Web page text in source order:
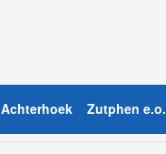
Achterhoek Zutphen e.o.